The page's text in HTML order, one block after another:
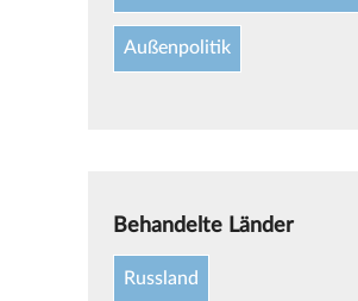
Außenpolitik
Behandelte Länder
Russland